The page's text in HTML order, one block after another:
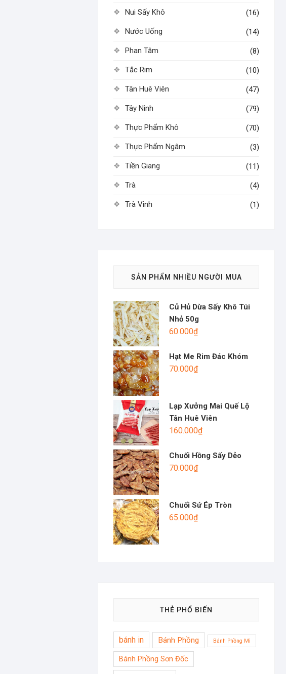
Nui Sấy Khô (16)
Nước Uống (14)
Phan Tâm (8)
Tắc Rim (10)
Tân Huê Viên (47)
Tây Ninh (79)
Thực Phẩm Khô (70)
Thực Phẩm Ngâm (3)
Tiền Giang (11)
Trà (4)
Trà Vinh (1)
SẢN PHẨM NHIỀU NGƯỜI MUA
Củ Hủ Dừa Sấy Khô Túi
Nhỏ 50g
60.000₫
Hạt Me Rim Đác Khóm
70.000₫
Lạp Xưởng Mai Quế Lộ
Tân Huê Viên
160.000₫
Chuối Hồng Sấy Dẻo
70.000₫
Chuối Sứ Ép Tròn
65.000₫
THẺ PHỔ BIẾN
bánh in Bánh Phồng Bánh Phồng Mì
Bánh Phồng Sơn Đốc